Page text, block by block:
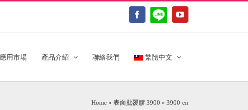
Facebook
LINE@ YouTube
應用市場 產品介紹 聯絡我們 繁體中文
Home » 表面批覆膠 3900 » 3900-en